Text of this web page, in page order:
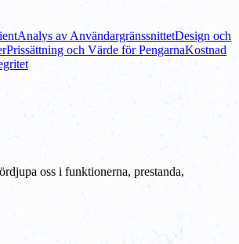
Analys av AnvändargränssnittetDesign och
Prissättning och Värde för PengarnaKostnad
oss i funktionerna, prestanda,